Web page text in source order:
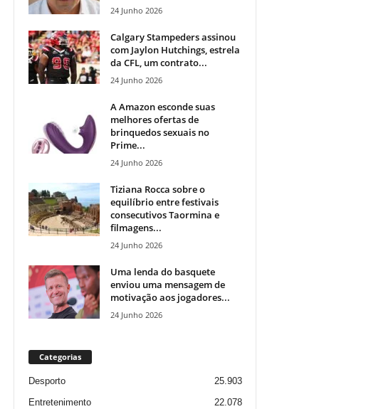
24 Junho 2026
Calgary Stampeders assinou
com Jaylon Hutchings, estrela
da CFL, um contrato...
24 Junho 2026
A Amazon esconde suas
melhores ofertas de
brinquedos sexuais no
Prime...
24 Junho 2026
Tiziana Rocca sobre o
equilíbrio entre festivais
consecutivos Taormina e
filmagens...
24 Junho 2026
Uma lenda do basquete
enviou uma mensagem de
motivação aos jogadores...
24 Junho 2026
Categorias
Desporto
25.903
Entretenimento
22.078